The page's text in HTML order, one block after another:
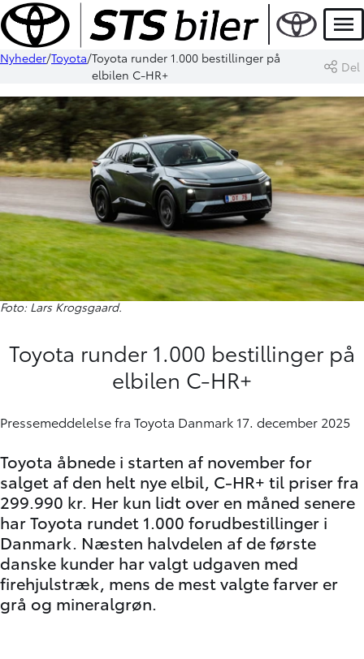
Nyheder Toyota Toyota runder 1.000 bestillinger på
elbilen C-HR+
Del
Foto: Lars Krogsgaard.
Toyota runder 1.000 bestillinger på
elbilen C-HR+
Pressemeddelelse fra Toyota Danmark 17. december 2025
Toyota åbnede i starten af november for
salget af den helt nye elbil, C-HR+ til priser fra
299.990 kr. Her kun lidt over en måned senere
har Toyota rundet 1.000 forudbestillinger i
Danmark. Næsten halvdelen af de første
danske kunder har valgt udgaven med
firehjulstræk, mens de mest valgte farver er
grå og mineralgrøn.